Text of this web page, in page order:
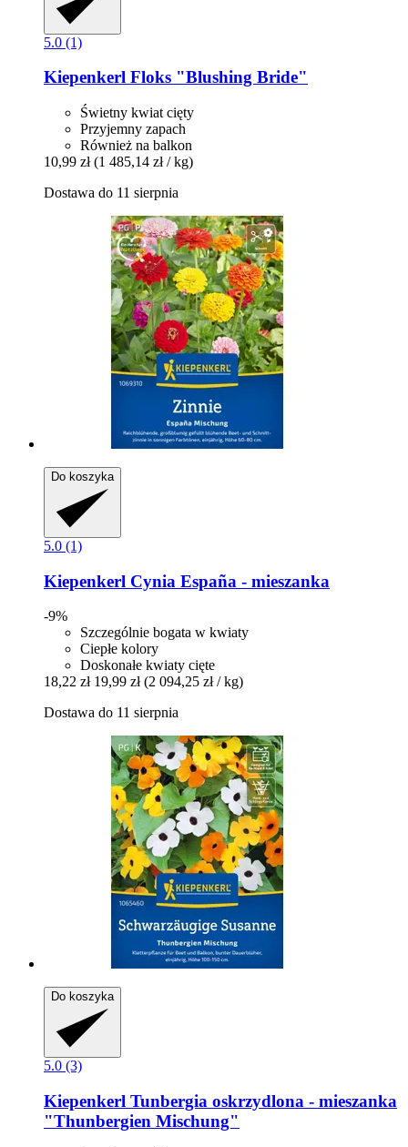
5.0 (1)
Kiepenkerl Floks "Blushing Bride"
Świetny kwiat cięty
Przyjemny zapach
Również na balkon
10,99 zł (1 485,14 zł / kg)
Dostawa do 11 sierpnia
Do koszyka
5.0 (1)
Kiepenkerl Cynia España -​ mieszanka
-9%
Szczególnie bogata w kwiaty
Ciepłe kolory
Doskonałe kwiaty cięte
18,22 zł 19,99 zł (2 094,25 zł / kg)
Dostawa do 11 sierpnia
Do koszyka
5.0 (3)
Kiepenkerl Tunbergia oskrzydlona -​ mieszanka
"Thunbergien Mischung"